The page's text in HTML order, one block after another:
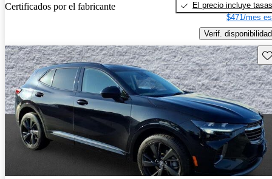
Certificados por el fabricante
El precio incluye tasas
$471/mes
Verif. disponibilidad